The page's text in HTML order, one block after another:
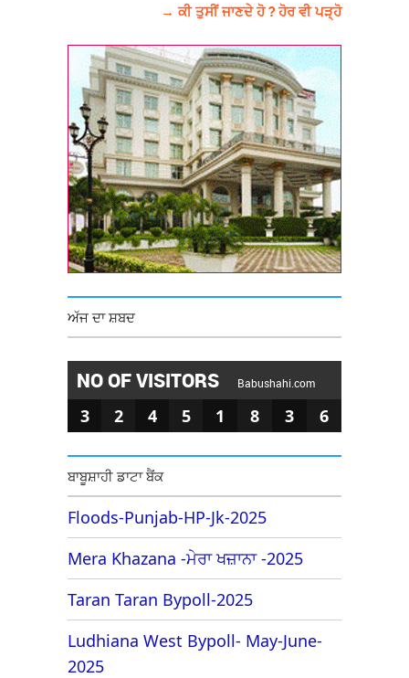
→ ਕੀ ਤੁਸੀਂ ਜਾਣਦੇ ਹੋ ? ਹੋਰ ਵੀ ਪੜ੍ਹੋ
ਅੱਜ ਦਾ ਸ਼ਬਦ
NO OF VISITORS Babushahi.com
3 2 4 5 1 8 3 6
ਬਾਬੂਸ਼ਾਹੀ ਡਾਟਾ ਬੈਂਕ
Floods-Punjab-HP-Jk-2025
Mera Khazana -ਮੇਰਾ ਖਜ਼ਾਨਾ -2025
Taran Taran Bypoll-2025
Ludhiana West Bypoll- May-June-
2025